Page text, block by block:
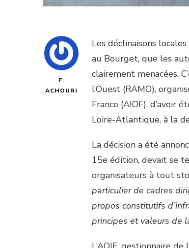
F.
ACHOURI
Les déclinaisons
au Bourget, que les
clairement menacées.
l’Ouest (RAMO),
France (AIOF), d’avoir
Loire-Atlantique, à la
La décision a été
15e édition, devait se
organisateurs à tout
particulier de cadres
propos constitutifs
principes et valeurs de